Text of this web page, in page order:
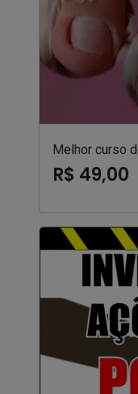
Melhor curso
R$ 49,00